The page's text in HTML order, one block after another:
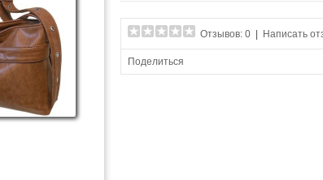
Отзывов: 0 Написать
Поделиться